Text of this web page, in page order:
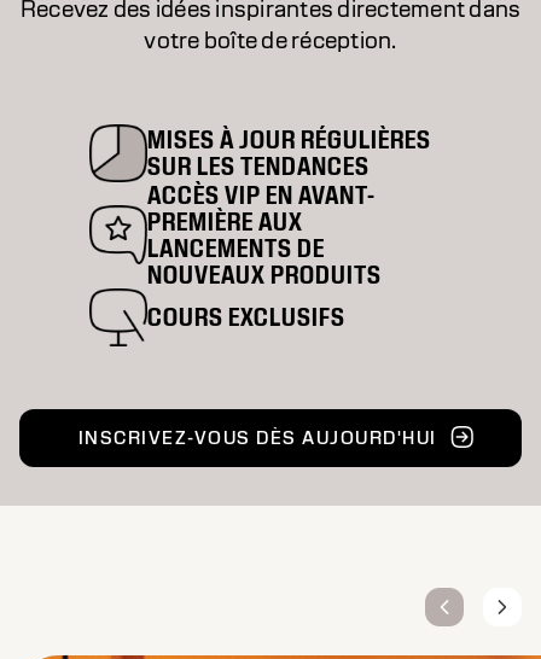
Recevez des idées inspirantes directement dans
votre boîte de réception.
INSCRIVEZ-VOUS DÈS AUJOURD'HUI
MISES À JOUR RÉGULIÈRES
SUR LES TENDANCES
ACCÈS VIP EN AVANT-
PREMIÈRE AUX
LANCEMENTS DE
NOUVEAUX PRODUITS
COURS EXCLUSIFS